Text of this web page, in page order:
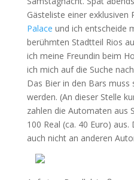
Gästeliste einer exklusiven
Palace und ich entscheide
berühmten Stadtteil Rios
ich meine Freundin beim
ich mich auf die Suche
Das Bier in den Bars muss
werden. (An dieser Stelle
zahlen die Automaten aus
100 Real (ca. 40 Euro)
auch nicht an anderen